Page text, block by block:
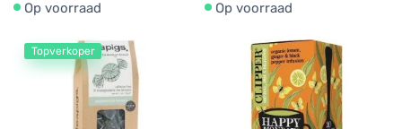
Op voorraad Op voorraad
Topverkoper